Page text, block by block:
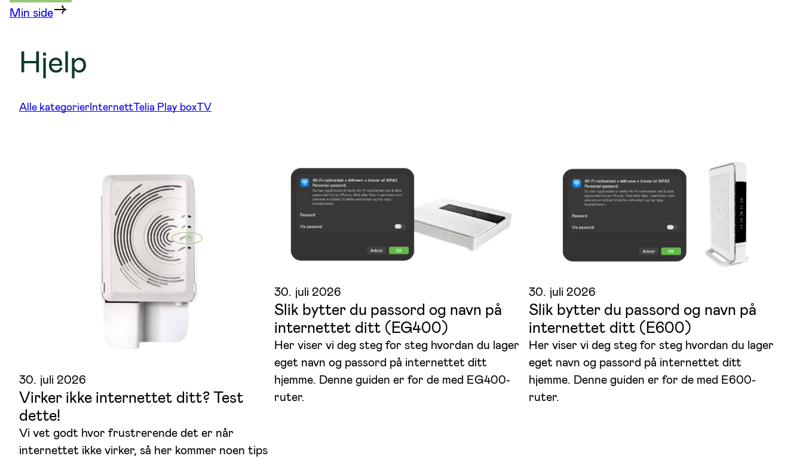
Min side
Hjelp
Alle kategorierInternettTelia Play boxTV
30. juli 2026
Virker ikke internettet ditt? Test
dette!
Vi vet godt hvor frustrerende det er når
internettet ikke virker, så her kommer noen tips
30. juli 2026
Slik bytter du passord og navn på
internettet ditt (EG400)
Her viser vi deg steg for steg hvordan du lager
eget navn og passord på internettet ditt
hjemme. Denne guiden er for de med EG400-
ruter.
30. juli 2026
Slik bytter du passord og navn på
internettet ditt (E600)
Her viser vi deg steg for steg hvordan du lager
eget navn og passord på internettet ditt
hjemme. Denne guiden er for de med E600-
ruter.